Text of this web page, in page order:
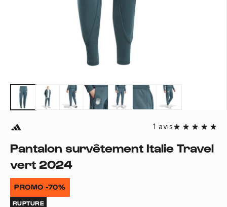
1 avis
Pantalon survêtement Italie Travel
vert 2024
PROMO -70%
RUPTURE